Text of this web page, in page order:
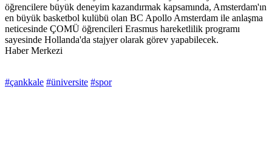
öğrencilere büyük deneyim kazandırmak kapsamında, Amsterdam'ın
en büyük basketbol kulübü olan BC Apollo Amsterdam ile anlaşma
neticesinde ÇOMÜ öğrencileri Erasmus hareketlilik programı
sayesinde Hollanda'da stajyer olarak görev yapabilecek.
Haber Merkezi
#çankkale #üniversite #spor